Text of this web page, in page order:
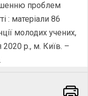
проблем
: матеріали 86
молодих учених,
2020 р., м. Київ. –
Word